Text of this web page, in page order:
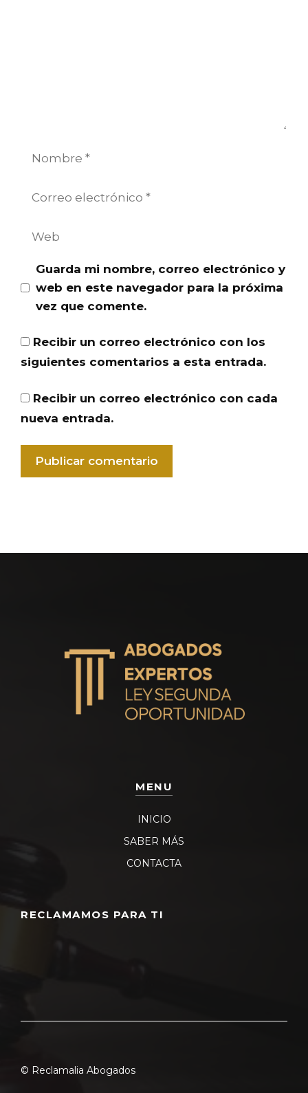
Nombre
Guarda mi nombre, correo electrónico y
web en este navegador para la próxima
vez que comente.
Recibir un correo electrónico con los
siguientes comentarios a esta entrada.
Recibir un correo electrónico con cada
nueva entrada.
MENU
INICIO
SABER MÁS
CONTACTA
RECLAMAMOS PARA TI
© Reclamalia Abogados